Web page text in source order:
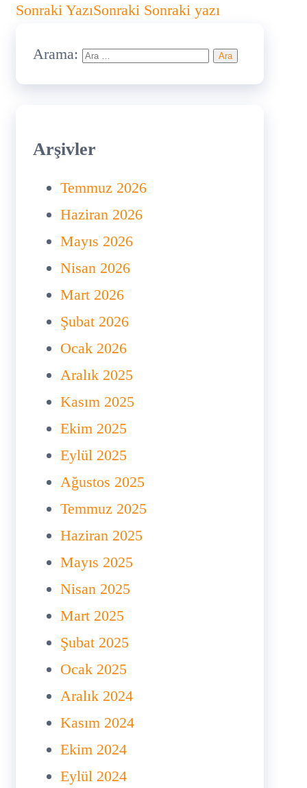
Sonraki YazıSonraki Sonraki yazı
Arama:
Arşivler
Temmuz 2026
Haziran 2026
Mayıs 2026
Nisan 2026
Mart 2026
Şubat 2026
Ocak 2026
Aralık 2025
Kasım 2025
Ekim 2025
Eylül 2025
Ağustos 2025
Temmuz 2025
Haziran 2025
Mayıs 2025
Nisan 2025
Mart 2025
Şubat 2025
Ocak 2025
Aralık 2024
Kasım 2024
Ekim 2024
Eylül 2024